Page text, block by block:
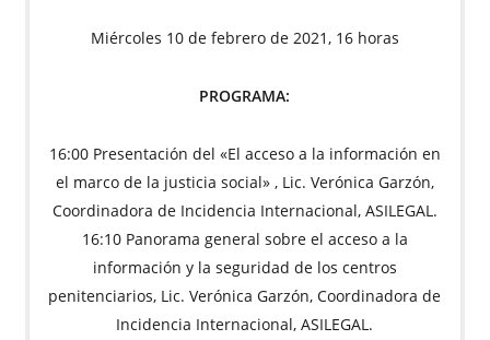
Miércoles 10 de febrero de 2021, 16 horas
PROGRAMA:
16:00 Presentación del «El acceso a la información en
el marco de la justicia social» , Lic. Verónica Garzón,
Coordinadora de Incidencia Internacional, ASILEGAL.
16:10 Panorama general sobre el acceso a la
información y la seguridad de los centros
penitenciarios, Lic. Verónica Garzón, Coordinadora de
Incidencia Internacional, ASILEGAL.